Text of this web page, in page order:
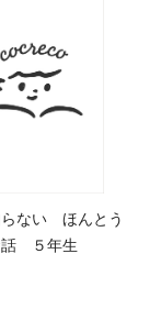
ない ほんとう
話 ５年生